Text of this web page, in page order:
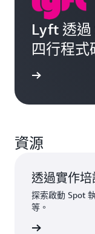
Lyft 透過
四行程式
資源
透過實作培
探索啟動 Spot
等。